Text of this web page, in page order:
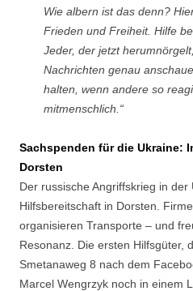
Wie albern ist das denn?
Frieden und Freiheit. Hilfe
Jeder, der jetzt
Nachrichten genau
halten, wenn andere so
mitmenschlich.“
Sachspenden für die Ukraine:
Dorsten
Der russische Angriffskrieg in
Hilfsbereitschaft in Dorsten.
organisieren Transporte – und
Resonanz. Die ersten Hilfsgüter,
Smetanaweg 8 nach dem
Marcel Wengrzyk noch in einem